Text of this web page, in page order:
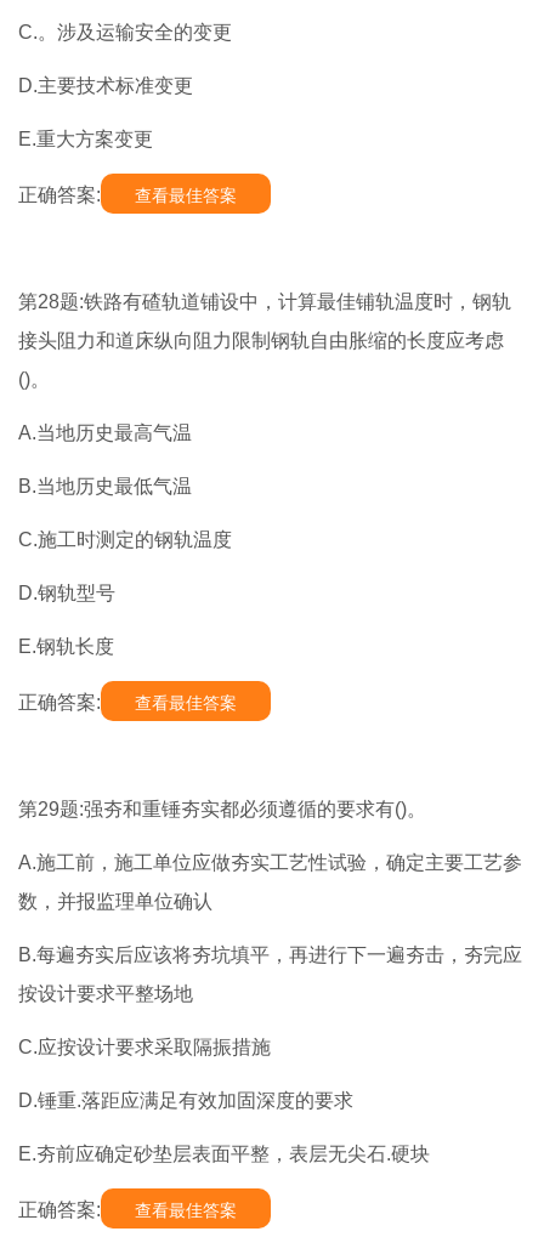
C.。涉及运输安全的变更
D.主要技术标准变更
E.重大方案变更
正确答案: 查看最佳答案
第28题:铁路有碴轨道铺设中，计算最佳铺轨温度时，钢轨
接头阻力和道床纵向阻力限制钢轨自由胀缩的长度应考虑
()。
A.当地历史最高气温
B.当地历史最低气温
C.施工时测定的钢轨温度
D.钢轨型号
E.钢轨长度
正确答案: 查看最佳答案
第29题:强夯和重锤夯实都必须遵循的要求有()。
A.施工前，施工单位应做夯实工艺性试验，确定主要工艺参
数，并报监理单位确认
B.每遍夯实后应该将夯坑填平，再进行下一遍夯击，夯完应
按设计要求平整场地
C.应按设计要求采取隔振措施
D.锤重.落距应满足有效加固深度的要求
E.夯前应确定砂垫层表面平整，表层无尖石.硬块
正确答案: 查看最佳答案